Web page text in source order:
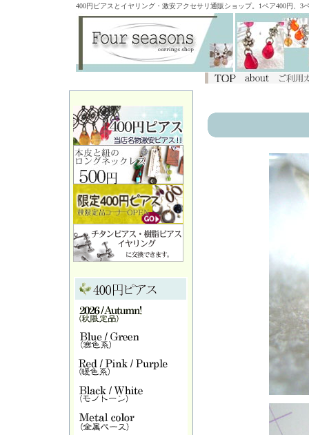
400円ピアスとイヤリング・激安アクセサリ通販ショップ。1ペア400円、